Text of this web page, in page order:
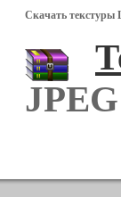
Скачать текстуры